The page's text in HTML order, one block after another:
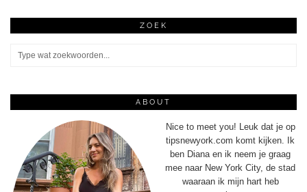
ZOEK
ABOUT
Nice to meet you! Leuk dat je op
tipsnewyork.com komt kijken. Ik
ben Diana en ik neem je graag
mee naar New York City, de stad
waaraan ik mijn hart heb